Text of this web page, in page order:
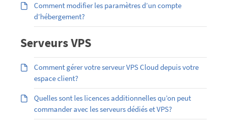
Comment modifier les paramètres d’un compte
d’hébergement?
Serveurs VPS
Comment gérer votre serveur VPS Cloud depuis votre
espace client?
Quelles sont les licences additionnelles qu’on peut
commander avec les serveurs dédiés et VPS?